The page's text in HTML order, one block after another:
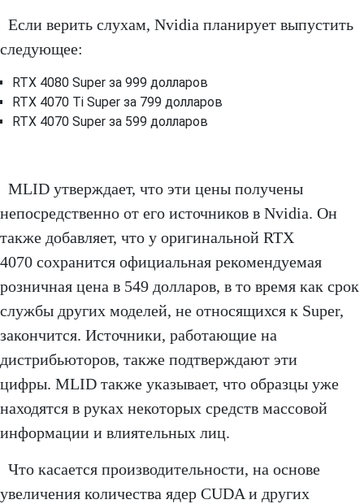
Если верить слухам, Nvidia планирует выпустить
следующее:
RTX 4080 Super за 999 долларов
RTX 4070 Ti Super за 799 долларов
RTX 4070 Super за 599 долларов
MLID утверждает, что эти цены получены
непосредственно от его источников в Nvidia. Он
также добавляет, что у оригинальной RTX
4070 сохранится официальная рекомендуемая
розничная цена в 549 долларов, в то время как срок
службы других моделей, не относящихся к Super,
закончится. Источники, работающие на
дистрибьюторов, также подтверждают эти
цифры. MLID также указывает, что образцы уже
находятся в руках некоторых средств массовой
информации и влиятельных лиц.
Что касается производительности, на основе
увеличения количества ядер CUDA и других